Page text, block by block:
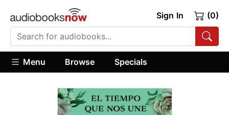
Sign In (0)
Menu Browse Specials